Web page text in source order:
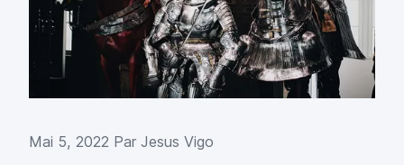
Mai 5, 2022 Par Jesus Vigo